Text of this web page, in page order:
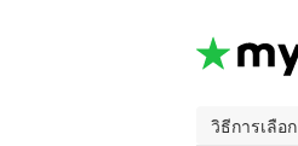
วิธีการเลือก